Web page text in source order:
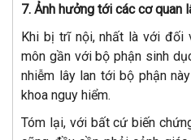
7. Ảnh hưởng tới các cơ quan
Khi bị trĩ nội, nhất là với đối
môn gần với bộ phận sinh
nhiễm lây lan tới bộ phận
khoa nguy hiểm.
Tóm lại, với bất cứ biến